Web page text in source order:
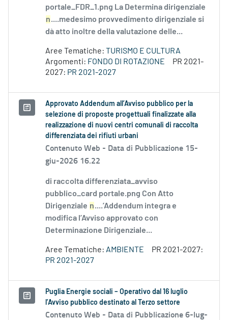
portale_FDR_1.png La Determina dirigenziale
n....medesimo provvedimento dirigenziale si
dà atto inoltre della valutazione delle...
Aree Tematiche: TURISMO E CULTURA
Argomenti: FONDO DI ROTAZIONE
PR 2021-
2027: PR 2021-2027
Approvato Addendum all’Avviso pubblico per la
selezione di proposte progettuali finalizzate alla
realizzazione di nuovi centri comunali di raccolta
differenziata dei rifiuti urbani
Contenuto Web - Data di Pubblicazione 15-
giu-2026 16.22
di raccolta differenziata_avviso
pubblico_card portale.png Con Atto
Dirigenziale n....’Addendum integra e
modifica l’Avviso approvato con
Determinazione Dirigenziale...
Aree Tematiche: AMBIENTE
PR 2021-2027:
PR 2021-2027
Puglia Energie sociali – Operativo dal 16 luglio
l’Avviso pubblico destinato al Terzo settore
Contenuto Web - Data di Pubblicazione 6-lug-